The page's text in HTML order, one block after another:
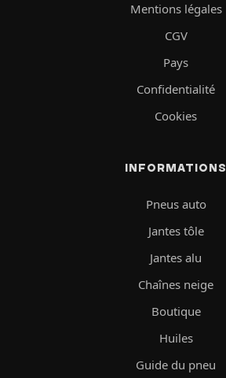
Mentions légales
CGV
Pays
Confidentialité
Cookies
INFORMATIONS
Pneus auto
Jantes tôle
Jantes alu
Chaînes neige
Boutique
Huiles
Guide du pneu